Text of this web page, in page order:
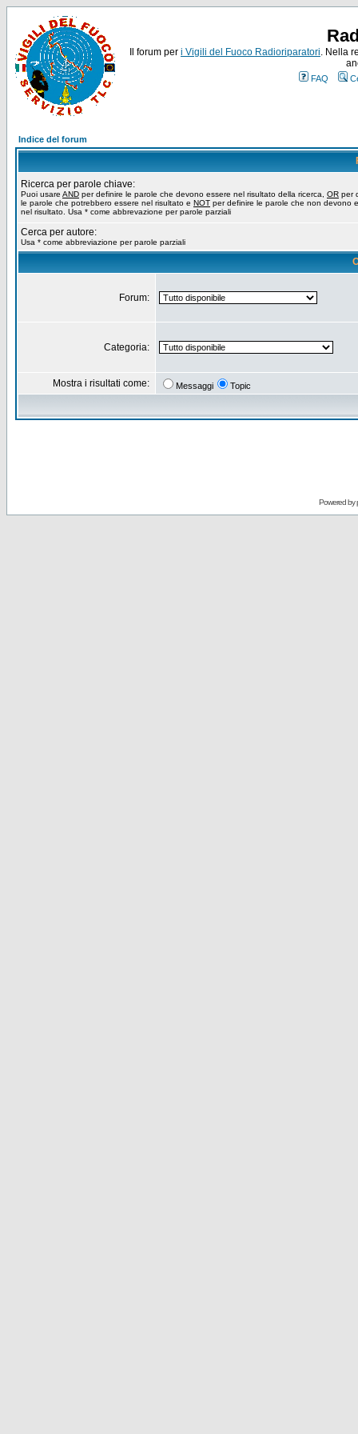
Il forum per i Vigili del Fuoco Radioriparatori. Nella
FAQ
Indice del forum
Ricerca per parole chiave:
Puoi usare AND per definire le parole che devono essere nel risultato della ricerca, OR per
le parole che potrebbero essere nel risultato e NOT per definire le parole che non devono
nel risultato. Usa * come abbrevazione per parole parziali
Cerca per autore:
Usa * come abbreviazione per parole parziali
Forum:
Categoria:
Mostra i risultati come: Messaggi Topic
Powered by